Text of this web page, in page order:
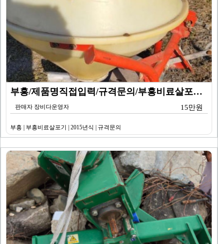
부흥/제품명직접입력/규격문의/부흥비료살포기/기타/201…
판매자 장비다운영자 15만원
부흥 | 부흥비료살포기 | 2015년식 | 규격문의